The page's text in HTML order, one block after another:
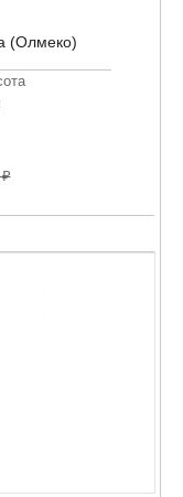
(Олмеко)
₽